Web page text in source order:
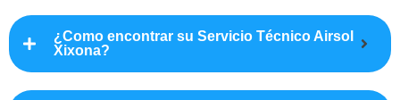
¿Como encontrar su Servicio Técnico Airsol
Xixona?